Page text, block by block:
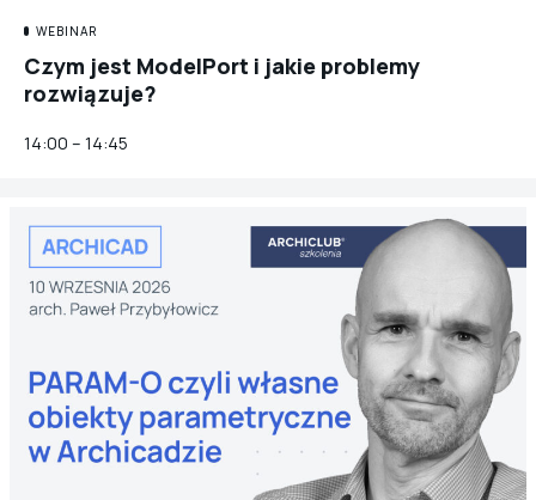
WEBINAR
Czym jest ModelPort i jakie problemy
rozwiązuje?
14:00 – 14:45